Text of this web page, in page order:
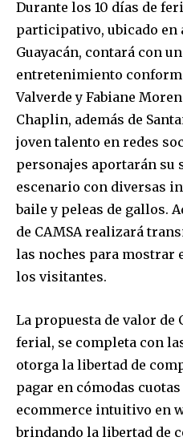
I've read and accept the
Durante los 10 días de
participativo, ubicado
Guayacán, contará con
entretenimiento
Valverde y Fabiane
Chaplin, además de
joven talento en redes
personajes aportarán su
escenario con diversas
baile y peleas de gallos.
de CAMSA realizará
las noches para mostrar
los visitantes.
La propuesta de valor de
ferial, se completa con
otorga la libertad de
pagar en cómodas
ecommerce intuitivo en
brindando la libertad de